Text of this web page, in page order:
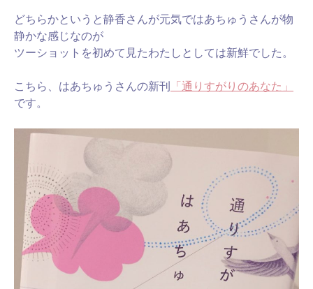
どちらかというと静香さんが元気ではあちゅうさんが物
静かな感じなのが
ツーショットを初めて見たわたしとしては新鮮でした。
こちら、はあちゅうさんの新刊
「通りすがりのあなた」
です。